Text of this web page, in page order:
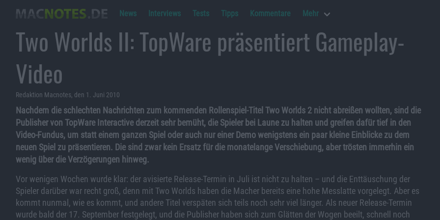
News Interviews Tests Tipps Kommentare Mehr
Two Worlds II: TopWare präsentiert Gameplay-
Video
Redaktion Macnotes, den 1. Juni 2010
Nachdem die schlechten Nachrichten zum kommenden Rollenspiel-Titel Two Worlds 2 nicht abreißen wollten, sind die
Publisher von TopWare Interactive derzeit sehr bemüht, die Spieler bei Laune zu halten und greifen dafür tief in den
Video-Fundus, um statt einem ganzen Spiel oder auch nur einer Demo wenigstens ein paar kleine Einblicke zu dem
neuen Spiel zu präsentieren. Die sind zwar kein Ersatz für die monatelange Verschiebung, aber trösten immerhin ein
wenig über die Verzögerungen hinweg.
Vor wenigen Wochen wurde klar: der avisierte Release-Termin in Juli ist nicht zu halten – und die Enttäuschung der
Spieler darüber war recht groß, denn mit Two Worlds haben die Macher bereits eine hohe Messlatte vorgelegt. Aber es
kommt nunmal, wie es kommt, und andere Titel verspäten sich teils noch sehr viel länger. Als neuer Release-Termin
wurde bald der 17. September festgelegt, und die Publisher haben sich zum Glätten der Wogen beeilt, schnell noch